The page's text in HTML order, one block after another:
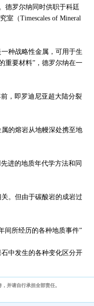
德罗尔纳同时供职于科廷
室（Timescales of Mineral
种战略性金属，可用于生
重要材料”，德罗尔纳在一
，即罗迪尼亚超大陆分裂
的熔岩从地幔深处携至地
进的地质年代学方法和同
。但由于碳酸岩的成岩过
间所经历的各种地质事件”
中发生的各种变化区分开
并请自行承担全部责任。